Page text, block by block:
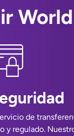
de
y regulado.